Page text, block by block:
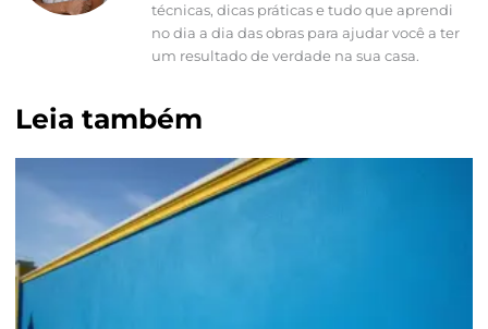
técnicas, dicas práticas e tudo que aprendi
no dia a dia das obras para ajudar você a ter
um resultado de verdade na sua casa.
Leia também